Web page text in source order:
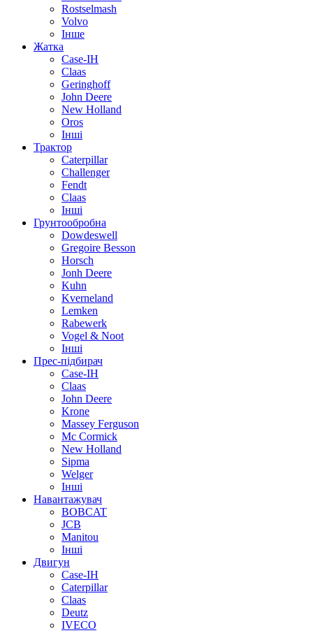
Rostselmash
Volvo
Інше
Жатка
Case-IH
Claas
Geringhoff
John Deere
New Holland
Oros
Інші
Трактор
Caterpillar
Challenger
Fendt
Claas
Інші
Грунтообробна
Dowdeswell
Gregoire Besson
Horsch
Jonh Deere
Kuhn
Kverneland
Lemken
Rabewerk
Vogel & Noot
Інші
Прес-підбирач
Case-IH
Claas
John Deere
Krone
Massey Ferguson
Mc Cormick
New Holland
Sipma
Welger
Інші
Навантажувач
BOBCAT
JCB
Manitou
Інші
Двигун
Case-IH
Caterpillar
Claas
Deutz
IVECO